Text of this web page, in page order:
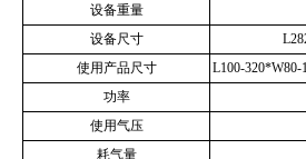
设备重量
设备尺寸
使用产品尺寸
L100-
功率
使用气压
耗气量